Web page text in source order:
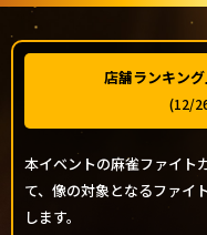
店舗ランキン
(12/
本イベントの麻雀ファイト
て、像の対象となるファイ
します。